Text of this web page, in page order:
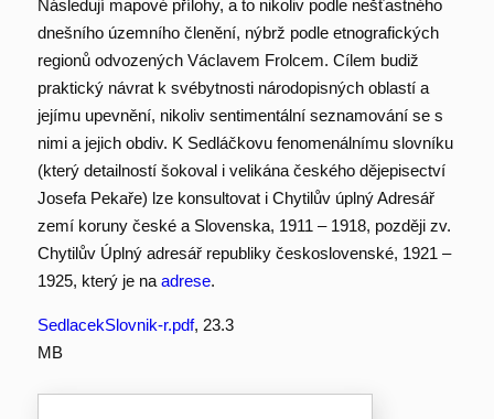
Následují mapové přílohy, a to nikoliv podle nešťastného
dnešního územního členění, nýbrž podle etnografických
regionů odvozených Václavem Frolcem. Cílem budiž
praktický návrat k svébytnosti národopisných oblastí a
jejímu upevnění, nikoliv sentimentální seznamování se s
nimi a jejich obdiv. K Sedláčkovu fenomenálnímu slovníku
(který detailností šokoval i velikána českého dějepisectví
Josefa Pekaře) lze konsultovat i Chytilův úplný Adresář
zemí koruny české a Slovenska, 1911 – 1918, později zv.
Chytilův Úplný adresář republiky československé, 1921 –
1925, který je na adrese.
SedlacekSlovnik-r.pdf, 23.3
MB